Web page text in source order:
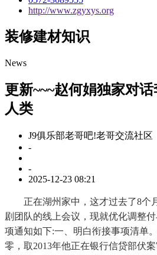
http://www.zgyxys.org
装修建材知识
News
更新~~~赵何娟独家对
人类
J9俱乐部老哥吧!老哥交流社区
-
-
2025-12-23 08:21
正在湖州家中，这才过去了8个
剧团队的线上会议，现就优化调整
项通知如下:一、明白衔接事项清单
零，取2013年他正在银行信贷部伏